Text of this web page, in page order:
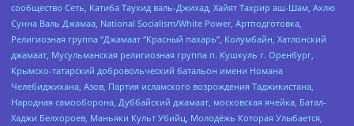
сообщество Сеть, Катиба Таухид валь-Джихад, Хайят Тахрир аш-Шам, Ахлю
Сунна Валь Джамаа, National Socialism/White Power, Артподготовка,
Религиозная группа “Джамаат “Красный пахарь”, Колумбайн, Хатлонский
джамаат, Мусульманская религиозная группа п. Кушкуль г. Оренбург,
Крымско-татарский добровольческий батальон имени Номана
Челебиджихана, Азов, Партия исламского возрождения Таджикистана,
Народная самооборона, Дуббайский джамаат, московская ячейка, Батал-
Хаджи Белхороев, Маньяки Культ Убийц, Молодёжь Которая Улыбается,